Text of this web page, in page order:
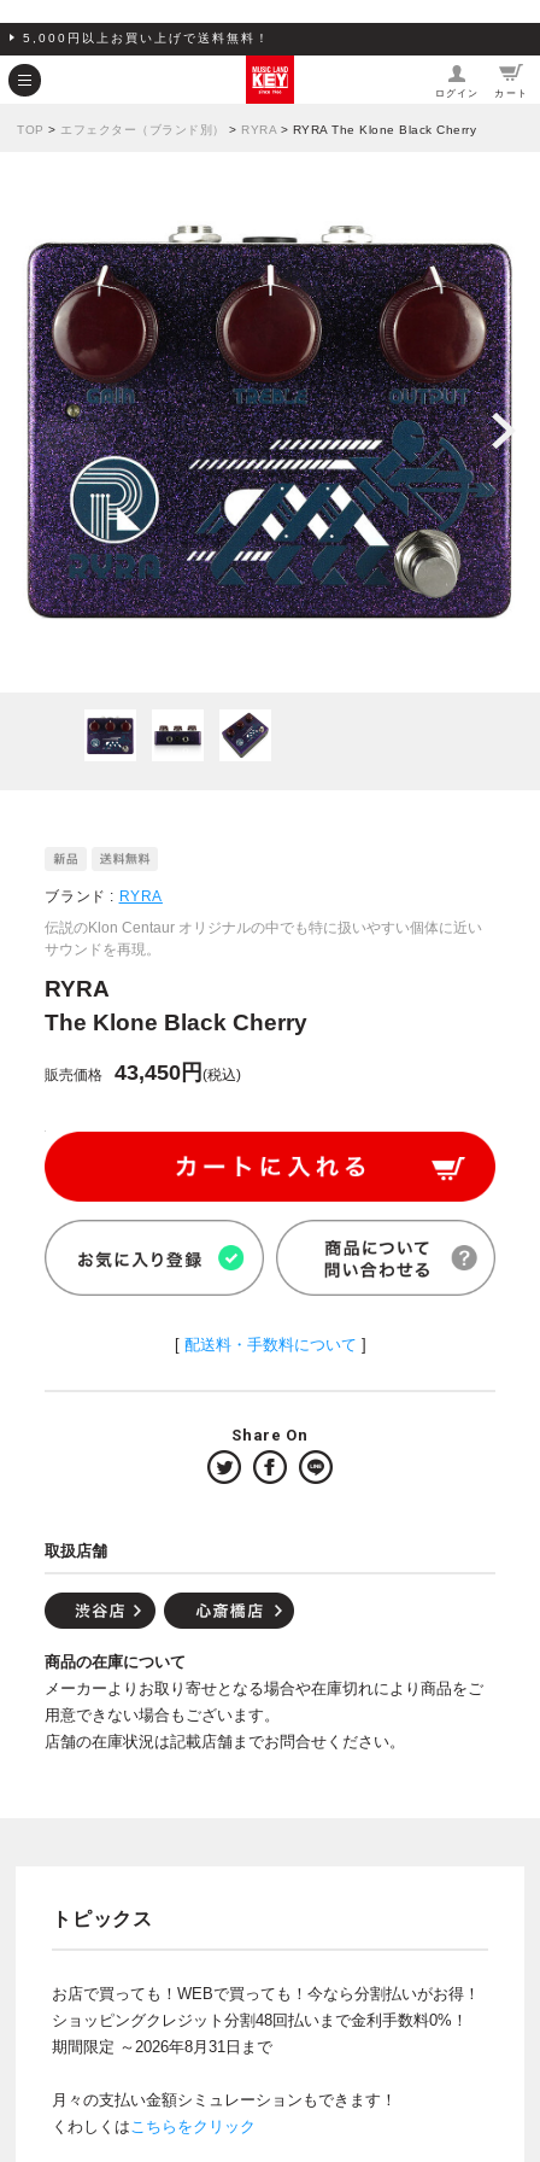
5,000円以上お買い上げで送料無料！
ログイン カート
TOP > エフェクター（ブランド別） > RYRA > RYRA The Klone Black Cherry
ブランド : RYRA
伝説のKlon Centaur オリジナルの中でも特に扱いやすい個体に近い
サウンドを再現。
RYRA
The Klone Black Cherry
販売価格 43,450円(税込)
[ 配送料・手数料について ]
Share On
取扱店舗
商品の在庫について
メーカーよりお取り寄せとなる場合や在庫切れにより商品をご
用意できない場合もございます。
店舗の在庫状況は記載店舗までお問合せください。
トピックス
お店で買っても！WEBで買っても！今なら分割払いがお得！
ショッピングクレジット分割48回払いまで金利手数料0%！
期間限定 ～2026年8月31日まで
月々の支払い金額シミュレーションもできます！
くわしくはこちらをクリック